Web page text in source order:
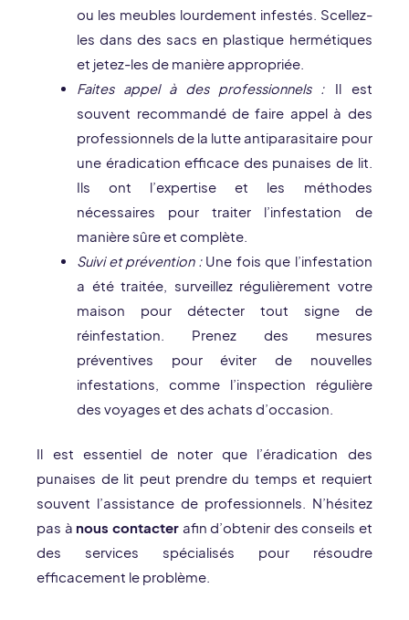
ou les meubles lourdement infestés. Scellez-
les dans des sacs en plastique hermétiques
et jetez-les de manière appropriée.
Faites appel à des professionnels :Il est
souvent recommandé de faire appel à des
professionnels de la lutte antiparasitaire pour
une éradication efficace des punaises de lit.
Ils ont l’expertise et les méthodes
nécessaires pour traiter l’infestation de
manière sûre et complète.
Suivi et prévention :Une fois que l’infestation
a été traitée, surveillez régulièrement votre
maison pour détecter tout signe de
réinfestation. Prenez des mesures
préventives pour éviter de nouvelles
infestations, comme l’inspection régulière
des voyages et des achats d’occasion.
Il est essentiel de noter que l’éradication des
punaises de lit peut prendre du temps et requiert
souvent l’assistance de professionnels. N’hésitez
pas à nous contacter afin d’obtenir des conseils et
des services spécialisés pour résoudre
efficacement le problème.